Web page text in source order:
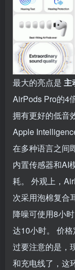
最大的亮点是 主
AirPods Pro的4
拥有更好的低音
Apple
在多种语言之间
内置传感器和AI
耗。 外观上，
次采用泡棉复合
降噪可使用8小
达10小时。 价
过要注意的是，
和充电线了，这